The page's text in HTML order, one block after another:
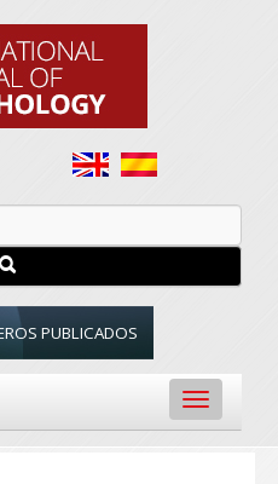
PUBLICADOS
Toggle
navigation